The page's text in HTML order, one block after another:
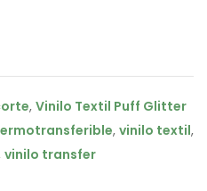
, Vinilo Textil Puff Glitter
, vinilo textil,
vinilo transfer